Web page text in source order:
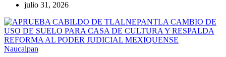
julio 31, 2026
Naucalpan